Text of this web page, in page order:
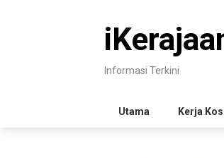
Informasi Terkini
Utama Kerja